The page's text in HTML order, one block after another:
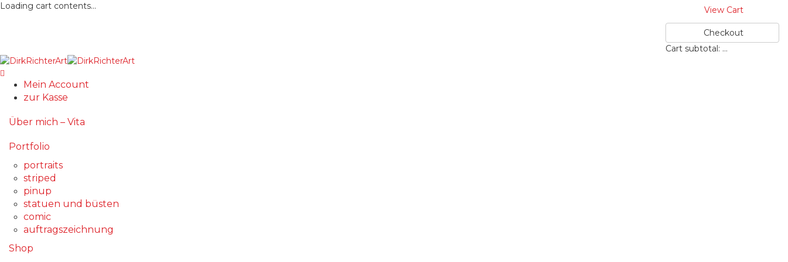
Loading cart contents... View Cart
Checkout
Cart subtotal: …
Mein Account
zur Kasse
Über mich – Vita
Portfolio
portraits
striped
pinup
statuen und büsten
comic
auftragszeichnung
Shop